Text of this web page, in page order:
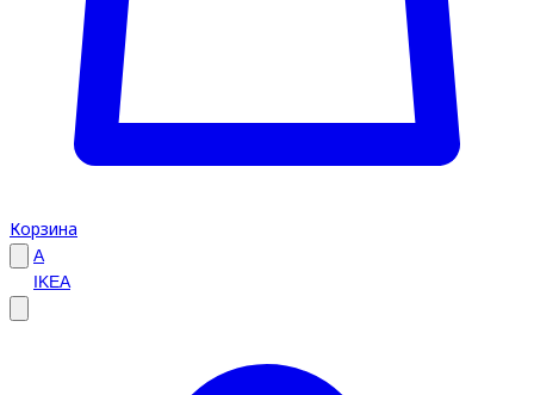
Корзина
A
IKEA